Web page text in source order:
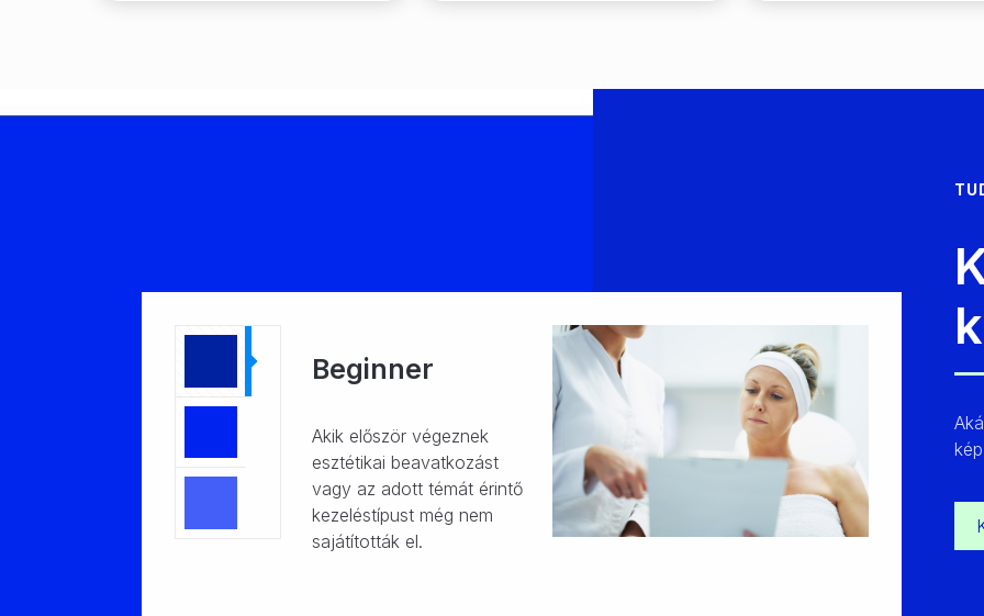
Beginner
Akik először végeznek
esztétikai beavatkozást
vagy az adott témát érintő
kezeléstípust még nem
sajátították el.
Már
tudását
témában